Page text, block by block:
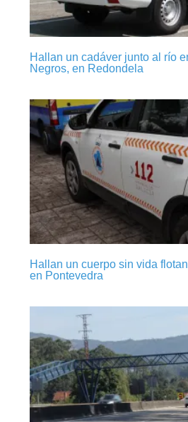
Hallan un cadáver junto al río
Negros, en Redondela
Hallan un cuerpo sin vida
en Pontevedra